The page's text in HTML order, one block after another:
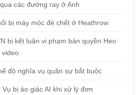
các đường ray ở Anh
bị máy móc đè chết ở Heathrow
bị kết luận vi phạm bản quyền Heo
video
độ nghĩa vụ quân sự bắt buộc
bị ảo giác AI khi xử lý đơn